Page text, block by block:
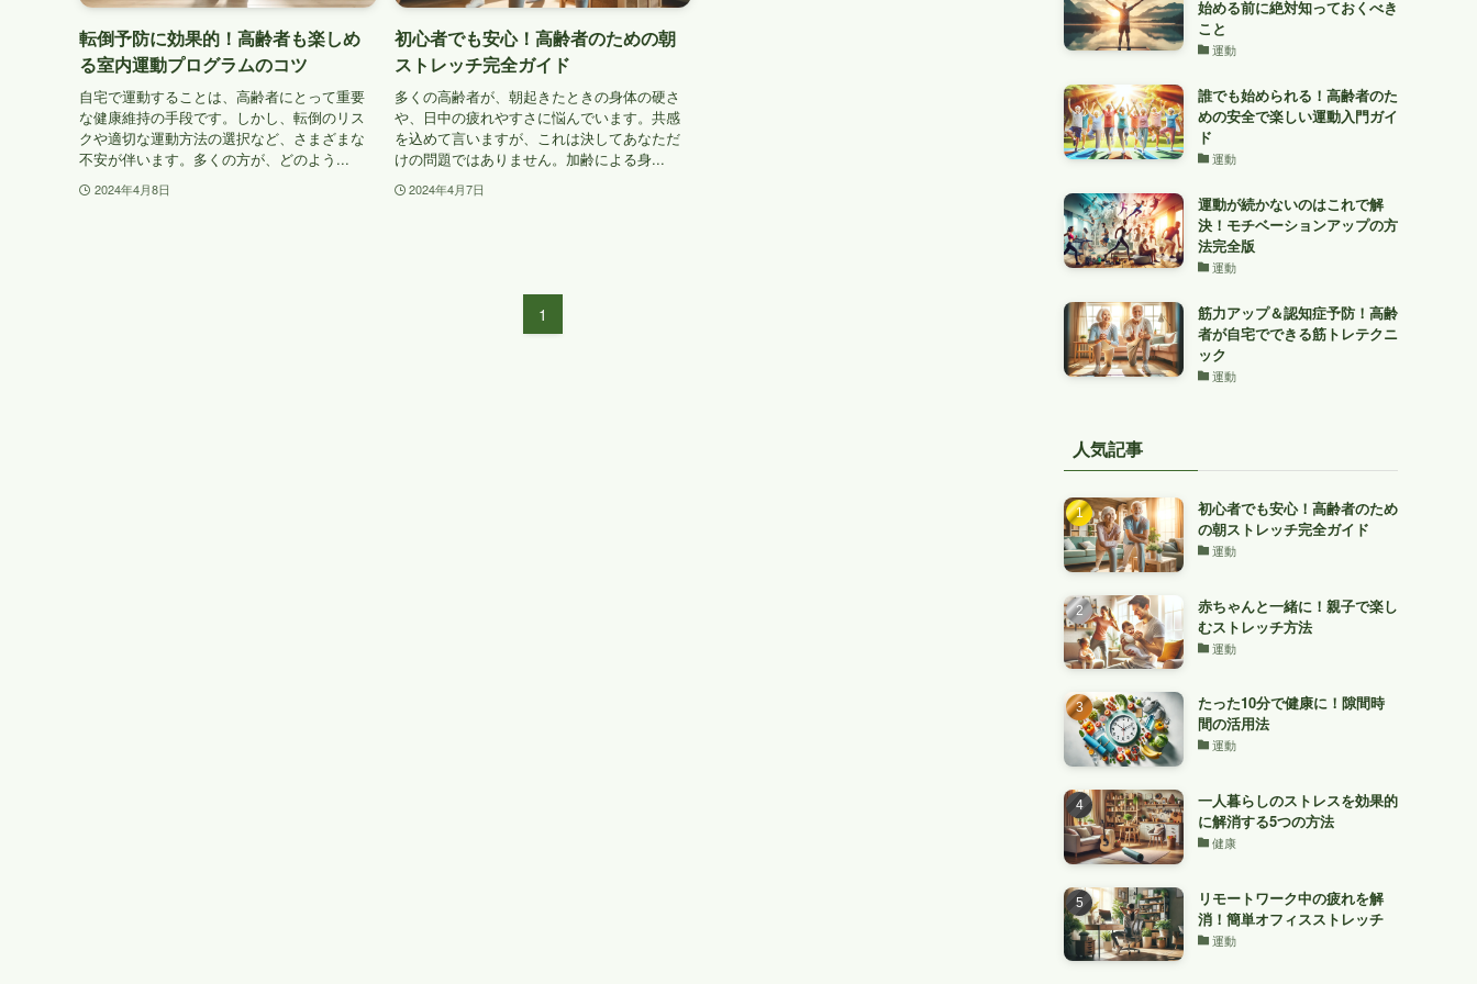
転倒予防に効果的！高齢者も楽しめ
る室内運動プログラムのコツ
自宅で運動することは、高齢者にとって重要
な健康維持の手段です。しかし、転倒のリス
クや適切な運動方法の選択など、さまざまな
不安が伴います。多くの方が、どのよう...
2024年4月8日
初心者でも安心！高齢者のための朝
ストレッチ完全ガイド
多くの高齢者が、朝起きたときの身体の硬さ
や、日中の疲れやすさに悩んでいます。共感
を込めて言いますが、これは決してあなただ
けの問題ではありません。加齢による身...
2024年4月7日
1
始める前に絶対知っておくべき
こと
運動
誰でも始められる！高齢者のた
めの安全で楽しい運動入門ガイ
ド
運動
運動が続かないのはこれで解
決！モチベーションアップの方
法完全版
運動
筋力アップ＆認知症予防！高齢
者が自宅でできる筋トレテクニ
ック
運動
人気記事
初心者でも安心！高齢者のため
の朝ストレッチ完全ガイド
運動
赤ちゃんと一緒に！親子で楽し
むストレッチ方法
運動
たった10分で健康に！隙間時
間の活用法
運動
一人暮らしのストレスを効果的
に解消する5つの方法
健康
リモートワーク中の疲れを解
消！簡単オフィスストレッチ
運動